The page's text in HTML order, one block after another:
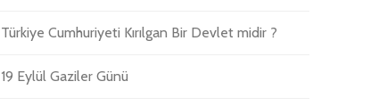
Türkiye Cumhuriyeti Kırılgan Bir Devlet midir ?
19 Eylül Gaziler Günü